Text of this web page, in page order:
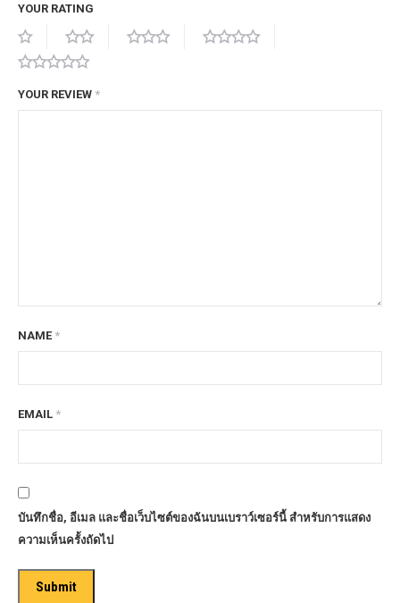
YOUR RATING
YOUR REVIEW *
NAME *
EMAIL *
บันทึกชื่อ, อีเมล และชื่อเว็บไซต์ของฉันบนเบราว์เซอร์นี้ สำหรับการแสดง
ความเห็นครั้งถัดไป